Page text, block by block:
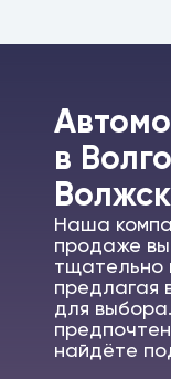
в
Наша
продаже
тщательно
предлагая
для
найдёте